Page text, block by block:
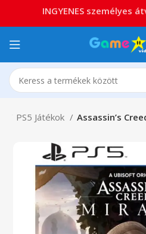
PS5 Játékok Assassin’s
INGYENES személyes